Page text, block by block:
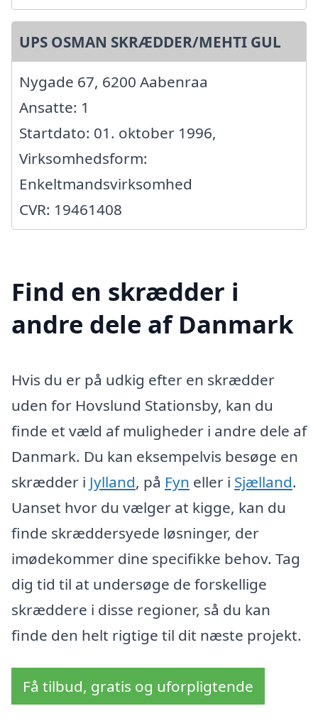
UPS OSMAN SKRÆDDER/MEHTI GUL
Nygade 67, 6200 Aabenraa
Ansatte: 1
Startdato: 01. oktober 1996,
Virksomhedsform:
Enkeltmandsvirksomhed
CVR: 19461408
Find en skrædder i
andre dele af Danmark
Hvis du er på udkig efter en skrædder
uden for Hovslund Stationsby, kan du
finde et væld af muligheder i andre dele af
Danmark. Du kan eksempelvis besøge en
skrædder i Jylland, på Fyn eller i Sjælland.
Uanset hvor du vælger at kigge, kan du
finde skræddersyede løsninger, der
imødekommer dine specifikke behov. Tag
dig tid til at undersøge de forskellige
skræddere i disse regioner, så du kan
finde den helt rigtige til dit næste projekt.
Få tilbud, gratis og uforpligtende